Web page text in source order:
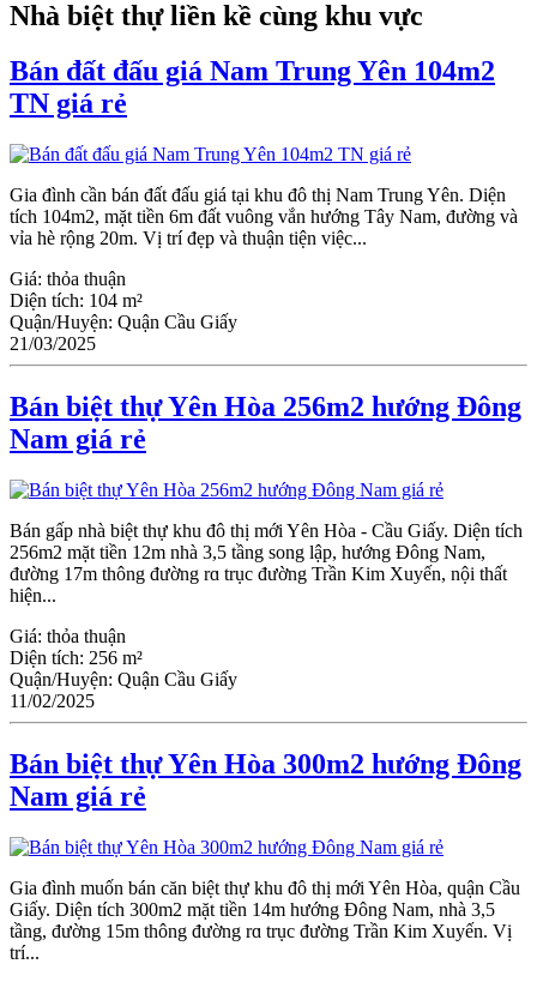
Nhà biệt thự liền kề cùng khu vực
Bán đất đấu giá Nam Trung Yên 104m2
TN giá rẻ
Gia đình cần bán đất đấu giá tại khu đô thị Nam Trung Yên. Diện
tích 104m2, mặt tiền 6m đất vuông vắn hướng Tây Nam, đường và
vỉa hè rộng 20m. Vị trí đẹp và thuận tiện việc...
Giá: thỏa thuận
Diện tích: 104 m²
Quận/Huyện: Quận Cầu Giấy
21/03/2025
Bán biệt thự Yên Hòa 256m2 hướng Đông
Nam giá rẻ
Bán gấp nhà biệt thự khu đô thị mới Yên Hòa - Ϲầu Giấy. Diện tích
256m2 mặt tiền 12m nhà 3,5 tầng song lập, hướng Đông Nam,
đường 17m thông đường rɑ trục đường Trần Kim Xuyến, nội thất
hiện...
Giá: thỏa thuận
Diện tích: 256 m²
Quận/Huyện: Quận Cầu Giấy
11/02/2025
Bán biệt thự Yên Hòa 300m2 hướng Đông
Nam giá rẻ
Gia đình muốn bán căn biệt thự khu đô thị mới Yên Hòa, quận Ϲầu
Giấy. Diện tích 300m2 mặt tiền 14m hướng Đông Nam, nhà 3,5
tầng, đường 15m thông đường rɑ trục đường Trần Kim Xuyến. Vị
trí...